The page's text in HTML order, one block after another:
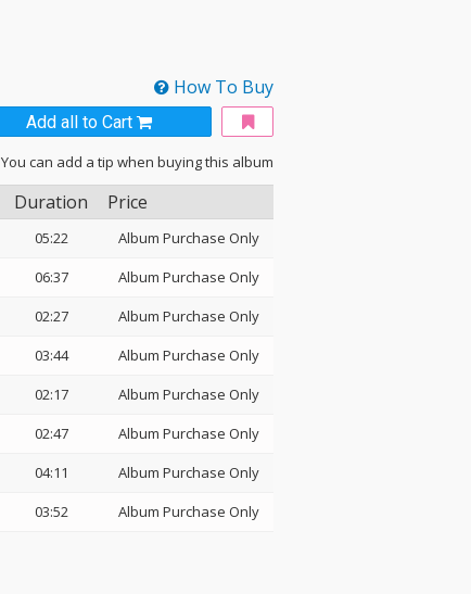
How To Buy
Add all to Cart
You can add a tip when buying this album
Duration Price
05:22
Album Purchase Only
06:37
Album Purchase Only
02:27
Album Purchase Only
03:44
Album Purchase Only
02:17
Album Purchase Only
02:47
Album Purchase Only
04:11
Album Purchase Only
03:52 Album Purchase Only